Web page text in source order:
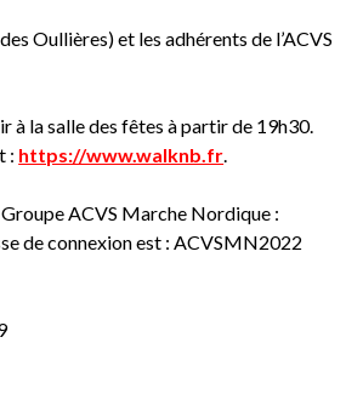
Oullières) et les adhérents de l’ACVS
à la salle des fêtes à partir de 19h30.
: https://www.walknb.fr.
ACVS Marche Nordique :
de connexion est : ACVSMN2022